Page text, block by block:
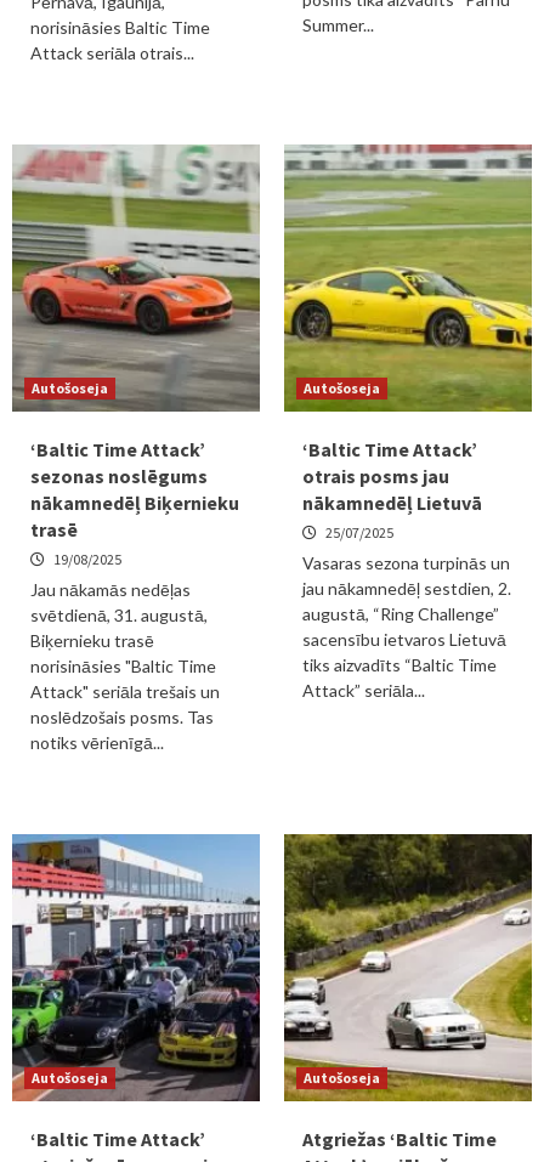
norisināsies Baltic Time
Attack seriāla otrais...
Summer...
Autošoseja
‘Baltic Time Attack’
sezonas noslēgums
nākamnedēļ Biķernieku
trasē
19/08/2025
Jau nākamās nedēļas
svētdienā, 31. augustā,
Biķernieku trasē
norisināsies "Baltic Time
Attack" seriāla trešais un
noslēdzošais posms. Tas
notiks vērienīgā...
Autošoseja
‘Baltic Time Attack’
otrais posms jau
nākamnedēļ Lietuvā
25/07/2025
Vasaras sezona turpinās un
jau nākamnedēļ sestdien, 2.
augustā, “Ring Challenge”
sacensību ietvaros Lietuvā
tiks aizvadīts “Baltic Time
Attack” seriāla...
Autošoseja
‘Baltic Time Attack’
Autošoseja
Atgriežas ‘Baltic Time